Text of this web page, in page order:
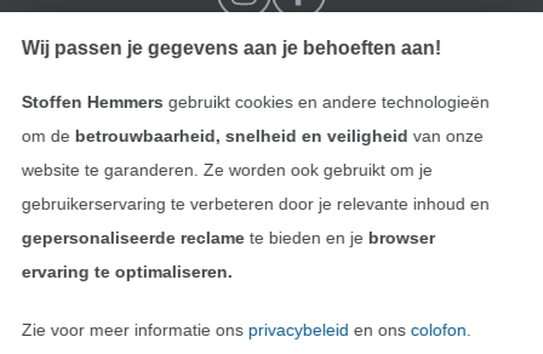
Nederlands
Wissel naar de
Français
Wissel naar de
Wij passen je gegevens aan je behoeften aan!
Stoffen Hemmers gebruikt cookies en andere technologieën
om de betrouwbaarheid, snelheid en veiligheid van onze
website te garanderen. Ze worden ook gebruikt om je
gebruikerservaring te verbeteren door je relevante inhoud en
gepersonaliseerde reclamete bieden en je browser
ervaring te optimaliseren.
Zie voor meer informatie ons privacybeleid en ons colofon